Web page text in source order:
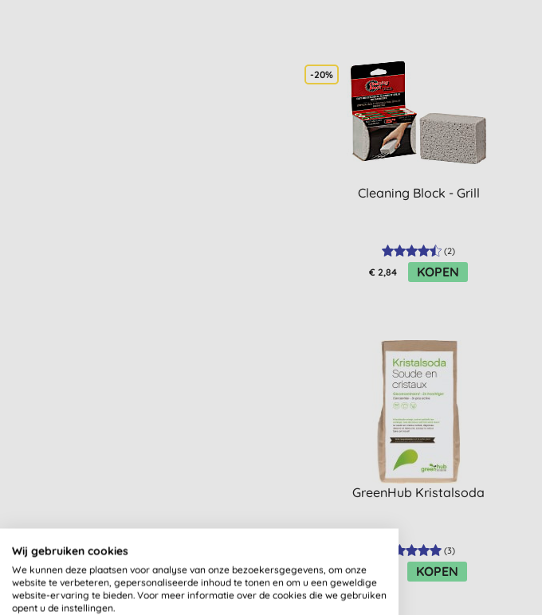
-20%
Cleaning Block - Grill
(2)
€ 2,84 KOPEN
GreenHub Kristalsoda
(3)
KOPEN
Wij gebruiken cookies
We kunnen deze plaatsen voor analyse van onze bezoekersgegevens, om onze
website te verbeteren, gepersonaliseerde inhoud te tonen en om u een geweldige
website-ervaring te bieden. Voor meer informatie over de cookies die we gebruiken
opent u de instellingen.